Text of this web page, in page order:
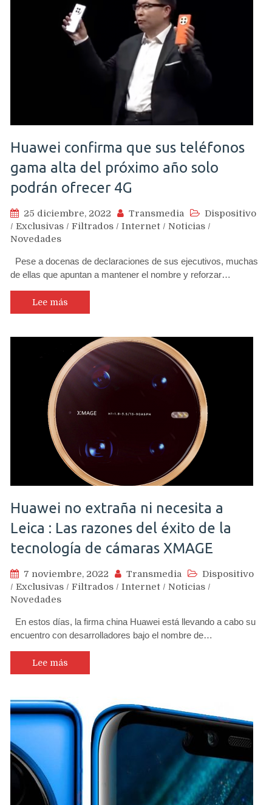
Huawei confirma que sus teléfonos
gama alta del próximo año solo
podrán ofrecer 4G
25 diciembre, 2022 Transmedia
Dispositivo
/ Exclusivas / Filtrados / Internet / Noticias /
Novedades
Pese a docenas de declaraciones de sus ejecutivos, muchas
de ellas que apuntan a mantener el nombre y reforzar…
Lee más
Huawei no extraña ni necesita a
Leica : Las razones del éxito de la
tecnología de cámaras XMAGE
7 noviembre, 2022 Transmedia
Dispositivo
/ Exclusivas / Filtrados / Internet / Noticias /
Novedades
En estos días, la firma china Huawei está llevando a cabo su
encuentro con desarrolladores bajo el nombre de…
Lee más